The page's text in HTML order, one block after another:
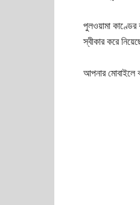
পুলওয়ামা কাণ্ডের
স্বীকার করে
আপনার মোবাইলে